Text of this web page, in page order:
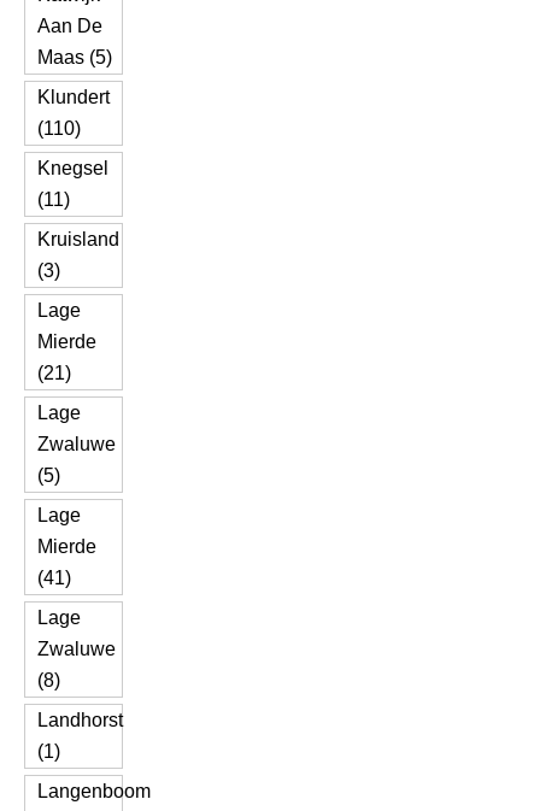
Aan De
Maas (5)
Klundert
(110)
Knegsel
(11)
Kruisland
(3)
Lage
Mierde
(21)
Lage
Zwaluwe
(5)
Lage
Mierde
(41)
Lage
Zwaluwe
(8)
Landhorst
(1)
Langenboom